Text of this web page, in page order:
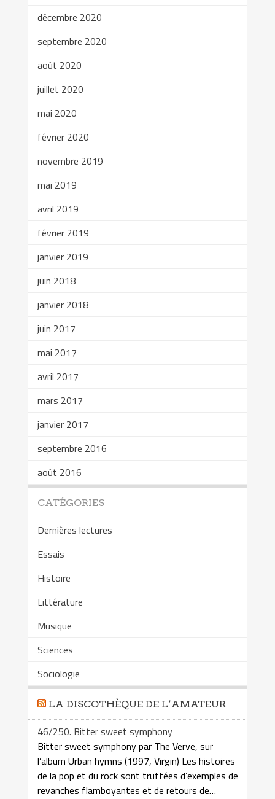
décembre 2020
septembre 2020
août 2020
juillet 2020
mai 2020
février 2020
novembre 2019
mai 2019
avril 2019
février 2019
janvier 2019
juin 2018
janvier 2018
juin 2017
mai 2017
avril 2017
mars 2017
janvier 2017
septembre 2016
août 2016
CATÉGORIES
Dernières lectures
Essais
Histoire
Littérature
Musique
Sciences
Sociologie
LA DISCOTHÈQUE DE L’AMATEUR
46/250. Bitter sweet symphony
Bitter sweet symphony par The Verve, sur
l’album Urban hymns (1997, Virgin) Les histoires
de la pop et du rock sont truffées d’exemples de
revanches flamboyantes et de retours de…